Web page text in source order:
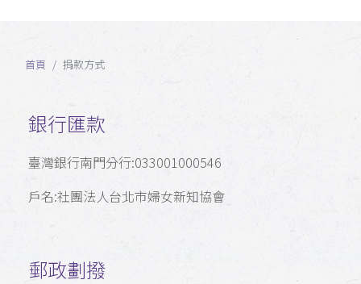
首頁 捐款方式
銀行匯款
臺灣銀行南門分行:033001000546
戶名:社團法人台北市婦女新知協會
郵政劃撥